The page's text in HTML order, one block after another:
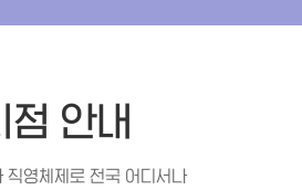
점 안내
직영체제로 전국 어디서나